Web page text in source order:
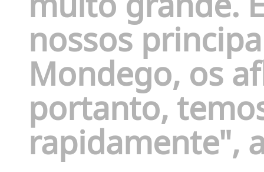
nossos
Mondego, os
portanto,
rapidamente",